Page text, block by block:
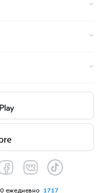
1717
ежедневно